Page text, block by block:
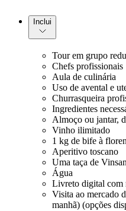
Inclui
Tour em grupo
Chefs profissionais
Aula de culinária
Uso de avental e
Churrasqueira
Ingredientes
Almoço ou jantar,
Vinho ilimitado
1 kg de bife à
Aperitivo toscano
Uma taça de
Água
Livreto digital com
Visita ao mercado
manhã) (opções